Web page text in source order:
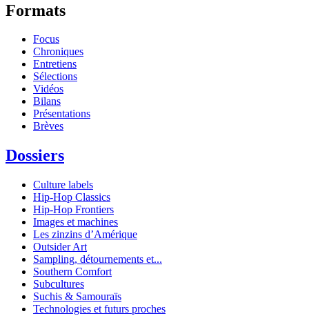
Formats
Focus
Chroniques
Entretiens
Sélections
Vidéos
Bilans
Présentations
Brèves
Dossiers
Culture labels
Hip-Hop Classics
Hip-Hop Frontiers
Images et machines
Les zinzins d’Amérique
Outsider Art
Sampling, détournements et...
Southern Comfort
Subcultures
Suchis & Samouraïs
Technologies et futurs proches